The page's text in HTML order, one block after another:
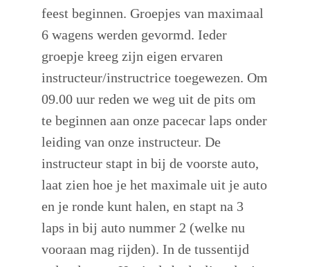
feest beginnen. Groepjes van maximaal
6 wagens werden gevormd. Ieder
groepje kreeg zijn eigen ervaren
instructeur/instructrice toegewezen. Om
09.00 uur reden we weg uit de pits om
te beginnen aan onze pacecar laps onder
leiding van onze instructeur. De
instructeur stapt in bij de voorste auto,
laat zien hoe je het maximale uit je auto
en je ronde kunt halen, en stapt na 3
laps in bij auto nummer 2 (welke nu
vooraan mag rijden). In de tussentijd